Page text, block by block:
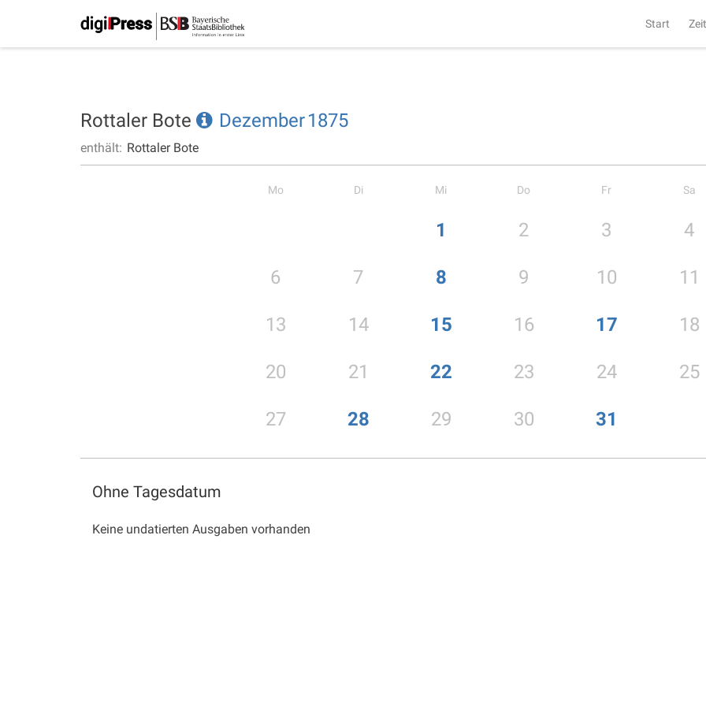
Start
Rottaler Bote Dezember1875
enthält: Rottaler Bote
Mo Di Mi Do Fr Sa
1 2 3 4
6 7 8 9 10 11
13 14 15 16 17 18
20 21 22 23 24 25
27 28 29 30 31
Ohne Tagesdatum
Keine undatierten Ausgaben vorhanden